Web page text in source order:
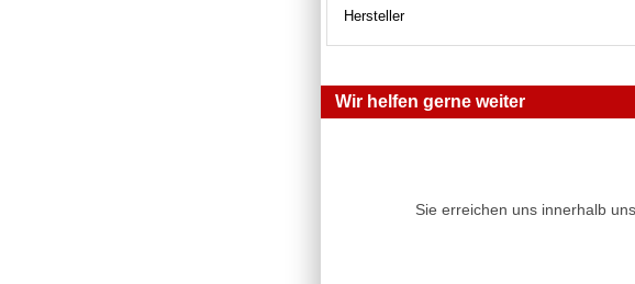
Hersteller
Wir helfen gerne weiter
Sie erreichen uns innerhalb